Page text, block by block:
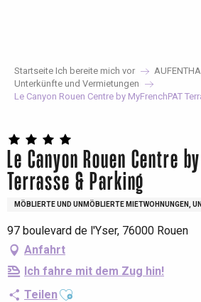
Startseite Ich bereite mich vor
Unterkünfte und Vermietungen
Le Canyon Rouen Centre by MyFrenchPAT
Le Canyon Rouen Centre by
Terrasse & Parking
MÖBLIERTE UND UNMÖBLIERTE MIETWOHNUNGEN,
97 boulevard de l'Yser, 76000 Rouen
Anfahrt
Ich fahre mit dem Zug hin!
TeilenAjouter aux favoris